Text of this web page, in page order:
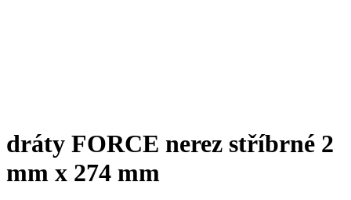
dráty FORCE nerez stříbrné 2
mm x 274 mm